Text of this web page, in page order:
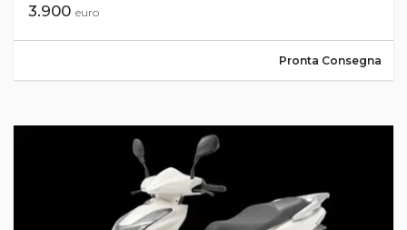
3.900 euro
Pronta Consegna